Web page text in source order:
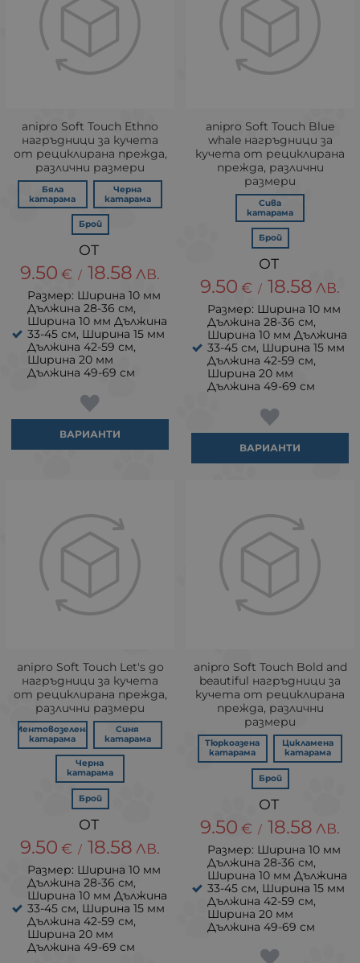
аnipro Soft Touch Ethno
нагръдници за кучета
от рециклирана прежда,
различни размери
Бяла
катарама
Черна
катарама
Брой
9.50 € / 18.58 ЛВ.
Размер: Ширина 10 мм
Дължина 28-36 см,
Ширина 10 мм Дължина
33-45 см, Ширина 15 мм
Дължина 42-59 см,
Ширина 20 мм
Дължина 49-69 см
ВАРИАНТИ
аnipro Soft Touch Blue
whale нагръдници за
кучета от рециклирана
прежда, различни
размери
Сива
катарама
Брой
9.50 € / 18.58 ЛВ.
Размер: Ширина 10 мм
Дължина 28-36 см,
Ширина 10 мм Дължина
33-45 см, Ширина 15 мм
Дължина 42-59 см,
Ширина 20 мм
Дължина 49-69 см
ВАРИАНТИ
аnipro Soft Touch Let's go
нагръдници за кучета
от рециклирана прежда,
различни размери
Ментовозелена
катарама
Синя
катарама
Черна
катарама
Брой
9.50 € / 18.58 ЛВ.
Размер: Ширина 10 мм
Дължина 28-36 см,
Ширина 10 мм Дължина
33-45 см, Ширина 15 мм
Дължина 42-59 см,
Ширина 20 мм
Дължина 49-69 см
аnipro Soft Touch Bold and
beautiful нагръдници за
кучета от рециклирана
прежда, различни
размери
Тюркоазена
катарама
Цикламена
катарама
Брой
9.50 € / 18.58 ЛВ.
Размер: Ширина 10 мм
Дължина 28-36 см,
Ширина 10 мм Дължина
33-45 см, Ширина 15 мм
Дължина 42-59 см,
Ширина 20 мм
Дължина 49-69 см